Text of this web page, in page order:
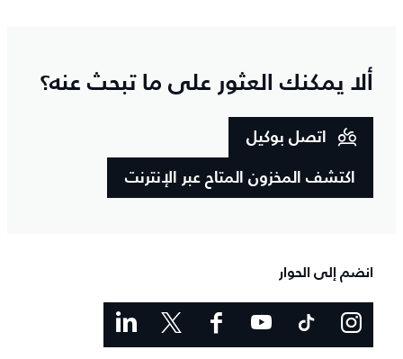
ألا يمكنك العثور على ما تبحث عنه؟
اتصل بوكيل
اكتشف المخزون المتاح عبر الإنترنت
انضم إلى الحوار